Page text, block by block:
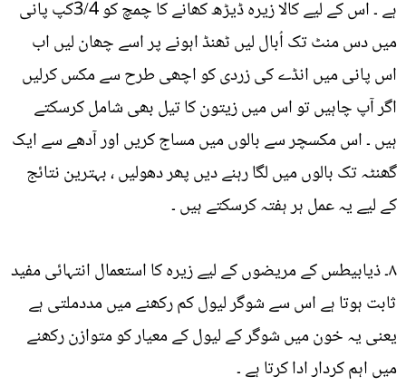
ہے ۔ اس کے لیے کالا زیرہ ڈیڑھ کھانے کا چمچ کو 3/4کپ پانی
میں دس منٹ تک اُبال لیں ٹھنڈ اہونے پر اسے چھان لیں اب
اس پانی میں انڈے کی زردی کو اچھی طرح سے مکس کرلیں
اگر آپ چاہیں تو اس میں زیتون کا تیل بھی شامل کرسکتے
ہیں ۔ اس مکسچر سے بالوں میں مساج کریں اور آدھے سے ایک
گھنٹہ تک بالوں میں لگا رہنے دیں پھر دھولیں ، بہترین نتائج
کے لیے یہ عمل ہر ہفتہ کرسکتے ہیں ۔
۸۔ ذیابیطس کے مریضوں کے لیے زیرہ کا استعمال انتہائی مفید
ثابت ہوتا ہے اس سے شوگر لیول کم رکھنے میں مددملتی ہے
یعنی یہ خون میں شوگر کے لیول کے معیار کو متوازن رکھنے
میں اہم کردار ادا کرتا ہے ۔